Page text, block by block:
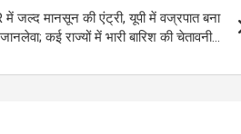
में जल्द मानसून की एंट्री, यूपी में वज्रपात बना
जानलेवा; कई राज्यों में भारी बारिश की चेतावनी…